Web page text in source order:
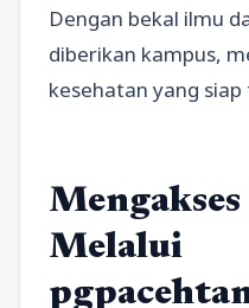
Dengan bekal ilmu
diberikan kampus,
kesehatan yang
Melalui